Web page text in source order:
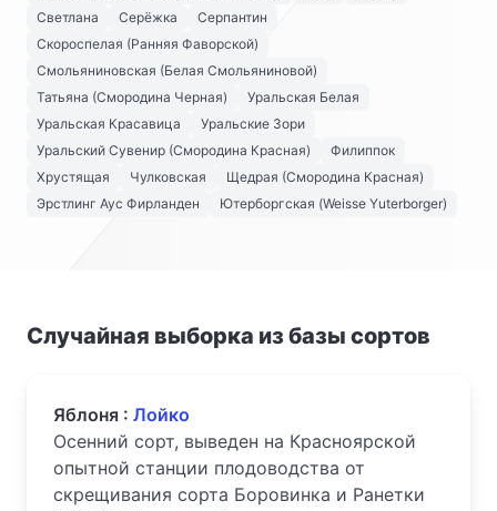
Светлана
Серёжка
Серпантин
Скороспелая (Ранняя Фаворской)
Смольяниновская (Белая Смольяниновой)
Татьяна (Смородина Черная)
Уральская Белая
Уральская Красавица
Уральские Зори
Уральский Сувенир (Смородина Красная)
Филиппок
Хрустящая
Чулковская
Щедрая (Смородина Красная)
Эрстлинг Аус Фирланден
Ютерборгская (Weisse Yuterborger)
Случайная выборка из базы сортов
Яблоня : Лойко
Осенний сорт, выведен на Красноярской
опытной станции плодоводства от
скрещивания сорта Боровинка и Ранетки